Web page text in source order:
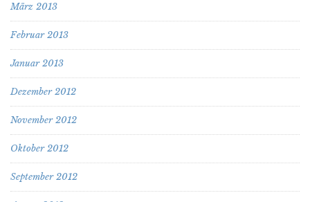
März 2013
Februar 2013
Januar 2013
Dezember 2012
November 2012
Oktober 2012
September 2012